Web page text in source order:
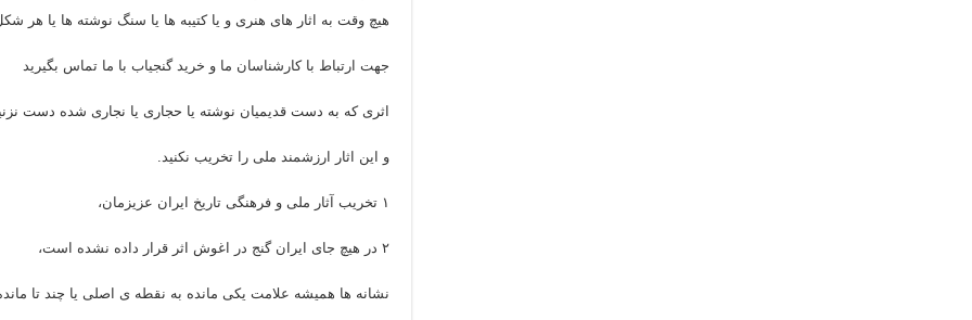
هیچ وقت به اثار های هنری و یا کتیبه ها یا سنگ نوشته ها یا هر
جهت ارتباط با کارشناسان ما و خرید گنجیاب با ما تماس بگیرید
اثری که به دست قدیمیان نوشته یا حجاری یا نجاری شده دست
و این اثار ارزشمند ملی را تخریب نکنید.
۱ تخریب آثار ملی و فرهنگی تاریخ ایران عزیزمان،
۲ در هیچ جای ایران گنج در اغوش اثر قرار داده نشده است،
نشانه ها همیشه علامت یکی مانده به نقطه ی اصلی یا چند تا